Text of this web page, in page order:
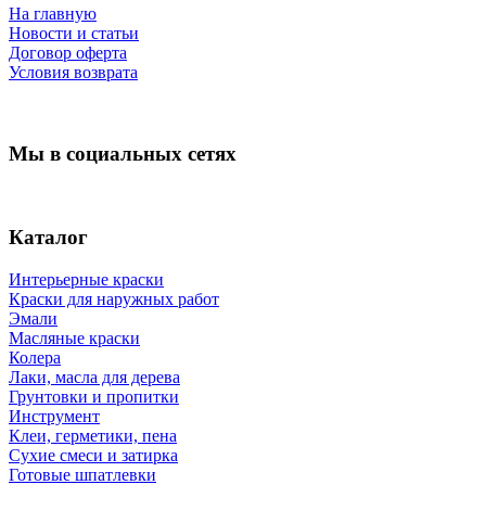
На главную
Новости и статьи
Договор оферта
Условия возврата
Мы в социальных сетях
Каталог
Интерьерные краски
Краски для наружных работ
Эмали
Масляные краски
Колера
Лаки, масла для дерева
Грунтовки и пропитки
Инструмент
Клеи, герметики, пена
Сухие смеси и затирка
Готовые шпатлевки